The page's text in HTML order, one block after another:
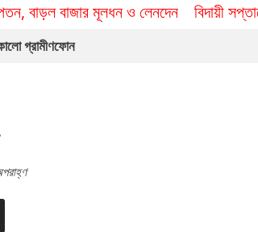
বাড়ল বাজার মূলধন ও লেনদেন বিদায়ী
গ্রামীণফোন